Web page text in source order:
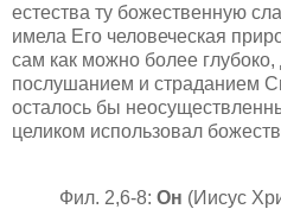
естества ту божественную
имела Его человеческая
сам как можно более
послушанием и страданием
осталось бы
целиком использовал
Фил. 2,6-8: Он (Иисус